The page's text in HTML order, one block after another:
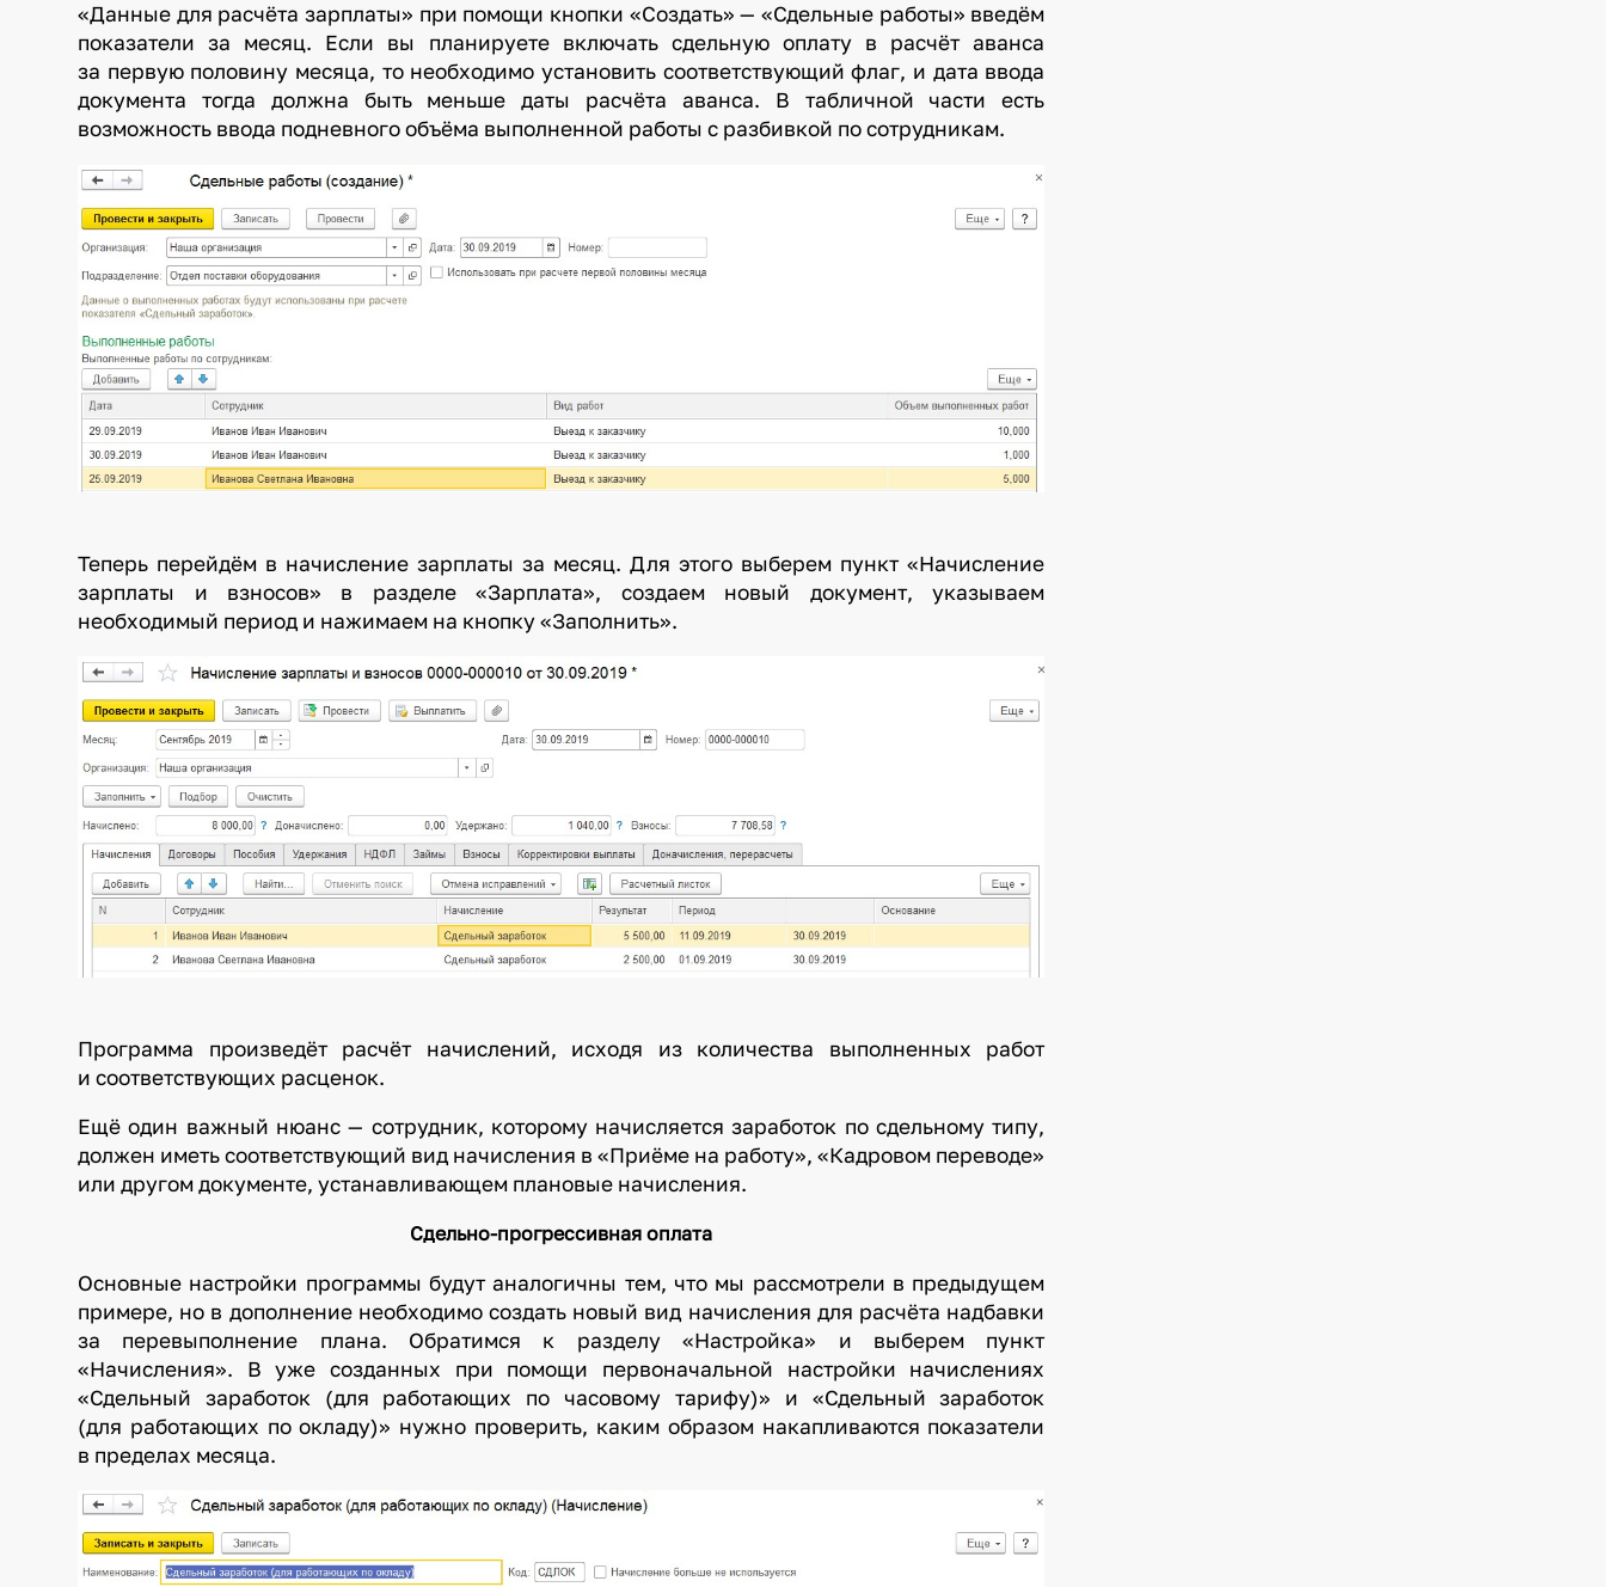
«Данные для расчёта зарплаты» при помощи кнопки «Создать» — «Сдельные работы» введём
показатели за месяц. Если вы планируете включать сдельную оплату в расчёт аванса
за первую половину месяца, то необходимо установить соответствующий флаг, и дата ввода
документа тогда должна быть меньше даты расчёта аванса. В табличной части есть
возможность ввода подневного объёма выполненной работы с разбивкой по сотрудникам.
Теперь перейдём в начисление зарплаты за месяц. Для этого выберем пункт «Начисление
зарплаты и взносов» в разделе «Зарплата», создаем новый документ, указываем
необходимый период и нажимаем на кнопку «Заполнить».
Программа произведёт расчёт начислений, исходя из количества выполненных работ
и соответствующих расценок.
Ещё один важный нюанс — сотрудник, которому начисляется заработок по сдельному типу,
должен иметь соответствующий вид начисления в «Приёме на работу», «Кадровом переводе»
или другом документе, устанавливающем плановые начисления.
Сдельно-прогрессивная оплата
Основные настройки программы будут аналогичны тем, что мы рассмотрели в предыдущем
примере, но в дополнение необходимо создать новый вид начисления для расчёта надбавки
за перевыполнение плана. Обратимся к разделу «Настройка» и выберем пункт
«Начисления». В уже созданных при помощи первоначальной настройки начислениях
«Сдельный заработок (для работающих по часовому тарифу)» и «Сдельный заработок
(для работающих по окладу)» нужно проверить, каким образом накапливаются показатели
в пределах месяца.